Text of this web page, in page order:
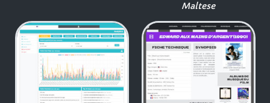
Maltese